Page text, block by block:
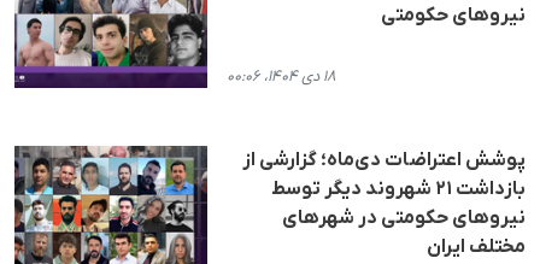
نیروهای حکومتی
۱۸ دی ۱۴۰۴، ۰۰:۰۶
پوشش اعتراضات دی‌ماه؛ گزارشی از
بازداشت ۲۱ شهروند دیگر توسط
نیروهای حکومتی در شهرهای
مختلف ایران